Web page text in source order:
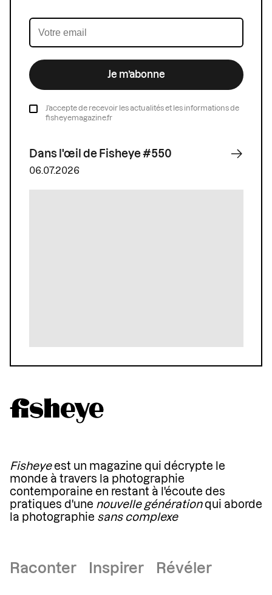
Je m’abonne
J’accepte de recevoir les actualités et les informations de
fisheyemagazine.fr
Dans l'œil de Fisheye #550
06.07.2026
Fisheyeest un magazine qui décrypte le
monde à travers la photographie
contemporaine en restant à l'écoute des
pratiques d'une nouvelle générationqui aborde
la photographie sans complexe
Raconter Inspirer Révéler